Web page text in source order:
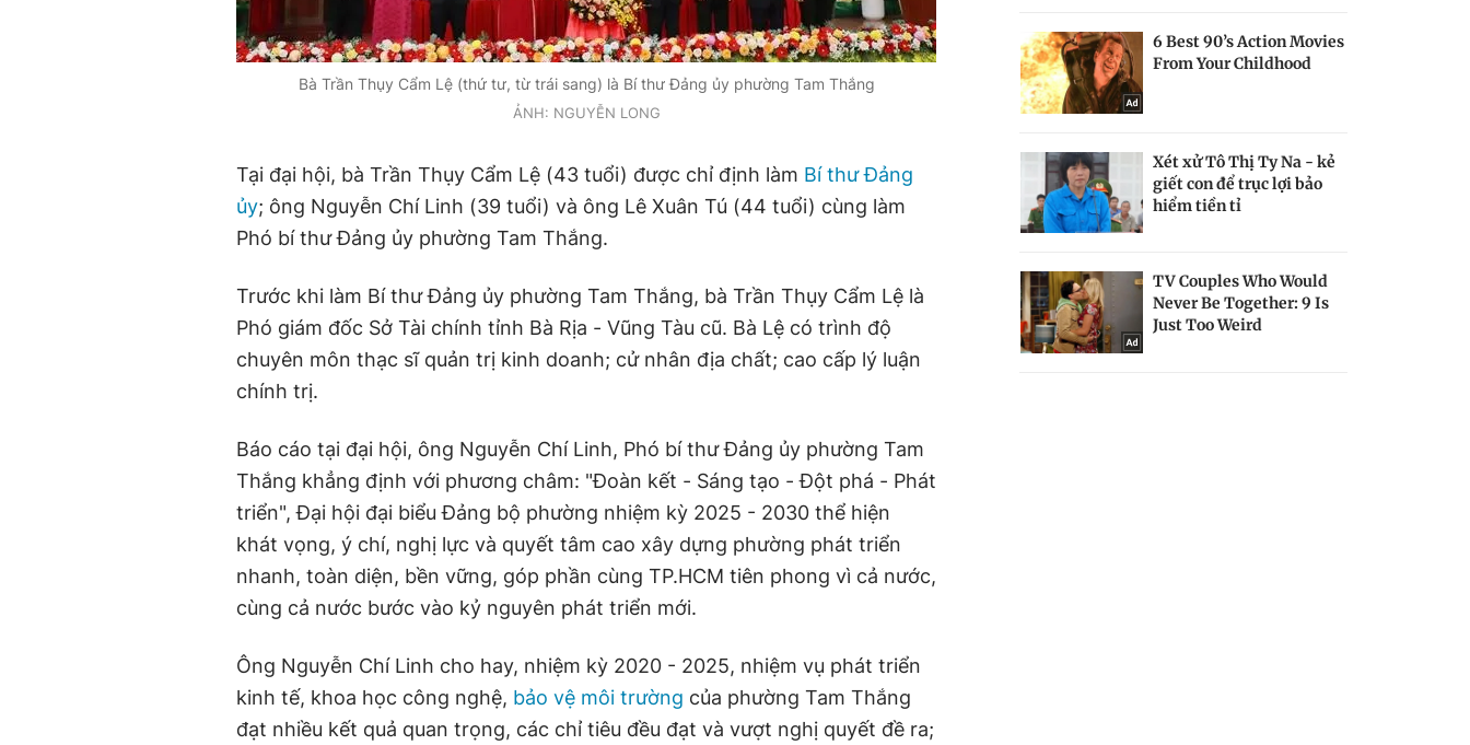
Bà Trần Thụy Cẩm Lệ (thứ tư, từ trái sang) là Bí thư Đảng ủy phường Tam Thắng
ẢNH: NGUYỄN LONG
Tại đại hội, bà Trần Thụy Cẩm Lệ (43 tuổi) được chỉ định làm Bí thư Đảng
ủy; ông Nguyễn Chí Linh (39 tuổi) và ông Lê Xuân Tú (44 tuổi) cùng làm
Phó bí thư Đảng ủy phường Tam Thắng.
Trước khi làm Bí thư Đảng ủy phường Tam Thắng, bà Trần Thụy Cẩm Lệ là
Phó giám đốc Sở Tài chính tỉnh Bà Rịa - Vũng Tàu cũ. Bà Lệ có trình độ
chuyên môn thạc sĩ quản trị kinh doanh; cử nhân địa chất; cao cấp lý luận
chính trị.
Báo cáo tại đại hội, ông Nguyễn Chí Linh, Phó bí thư Đảng ủy phường Tam
Thắng khẳng định với phương châm: "Đoàn kết - Sáng tạo - Đột phá - Phát
triển", Đại hội đại biểu Đảng bộ phường nhiệm kỳ 2025 - 2030 thể hiện
khát vọng, ý chí, nghị lực và quyết tâm cao xây dựng phường phát triển
nhanh, toàn diện, bền vững, góp phần cùng TP.HCM tiên phong vì cả nước,
cùng cả nước bước vào kỷ nguyên phát triển mới.
Ông Nguyễn Chí Linh cho hay, nhiệm kỳ 2020 - 2025, nhiệm vụ phát triển
kinh tế, khoa học công nghệ, bảo vệ môi trường của phường Tam Thắng
đạt nhiều kết quả quan trọng, các chỉ tiêu đều đạt và vượt nghị quyết đề ra;